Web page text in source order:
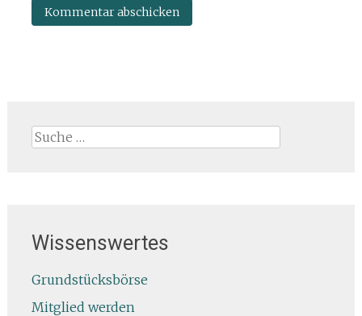
Suche
nach:
Wissenswertes
Grundstücksbörse
Mitglied werden